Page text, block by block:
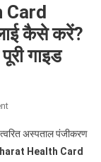
Card
कैसे करें?
गाइड
On
Bharat
Health
अस्पताल पंजीकरण
Health Card